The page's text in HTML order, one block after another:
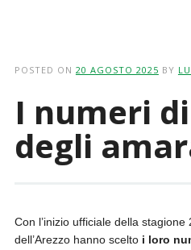
POSTED ON 20 AGOSTO 2025 BY
I numeri
degli
Con l’inizio ufficiale della
dell’Arezzo hanno scelto i loro